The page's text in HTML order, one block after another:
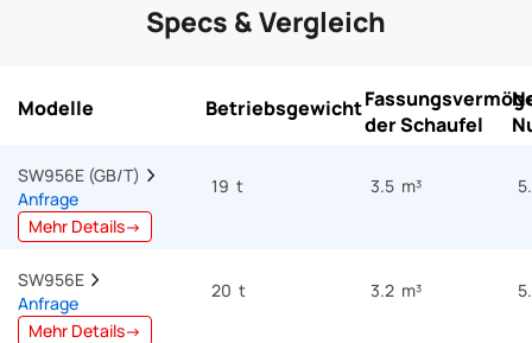
Specs & Vergleich
Modelle Betriebsgewicht
der Schaufel
SW956E (GB/T)
Anfrage
Mehr Details→
19 t 3.5 m³
SW956E
Anfrage
Mehr Details→
20 t 3.2 m³